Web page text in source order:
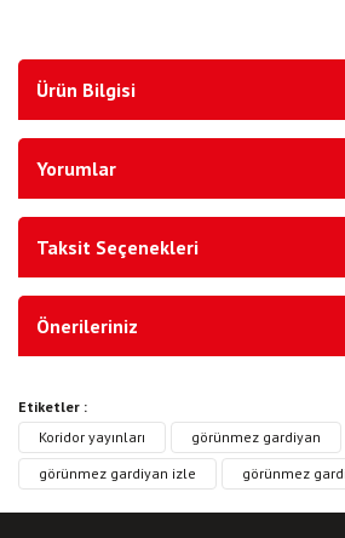
Ürün Bilgisi
Yorumlar
Taksit Seçenekleri
Önerileriniz
Etiketler :
Koridor yayınları
görünmez gardiyan
görünmez gardiyan izle
görünmez